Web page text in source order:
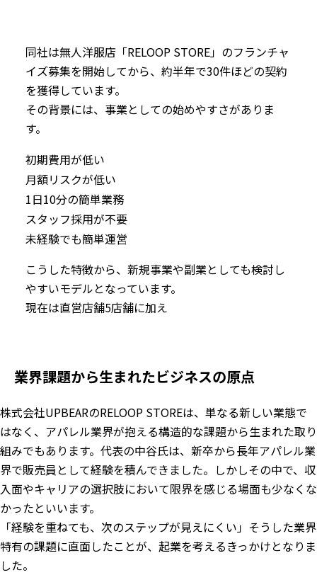
同社は無人洋服店「RELOOP STORE」のフランチャ
イズ募集を開始してから、約半年で30件ほどの契約
を獲得しています。
その背景には、事業としての始めやすさがありま
す。
初期費用が低い
月額リスクが低い
1日10分の簡単業務
スタッフ採用が不要
未経験でも簡単運営
こうした特徴から、新規事業や副業としても検討し
やすいモデルとなっています。
現在は直営店舗5店舗に加え
業界課題から生まれたビジネスの原点
株式会社UPBEARのRELOOP STOREは、単なる新しい業態で
はなく、アパレル業界が抱える構造的な課題から生まれた取り
組みでもあります。代表の中谷氏は、新卒から長年アパレル業
界で販売員として経験を積んできました。しかしその中で、収
入面やキャリアの選択肢において限界を感じる場面も少なくな
かったといいます。
「経験を重ねても、次のステップが見えにくい」そうした業界
特有の課題に直面したことが、起業を考えるきっかけとなりま
した。